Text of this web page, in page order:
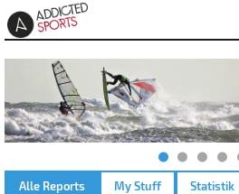
Alle Reports My Stuff Statistik